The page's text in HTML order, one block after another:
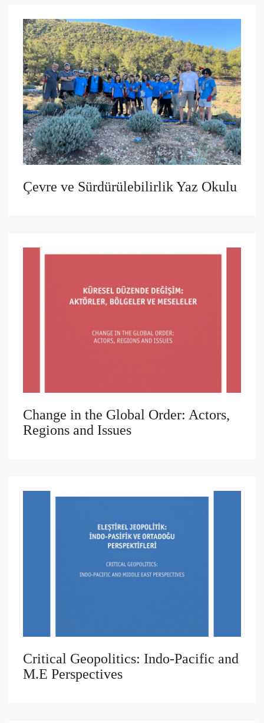
Çevre ve Sürdürülebilirlik Yaz Okulu
Change in the Global Order: Actors,
Regions and Issues
Critical Geopolitics: Indo-Pacific and
M.E Perspectives